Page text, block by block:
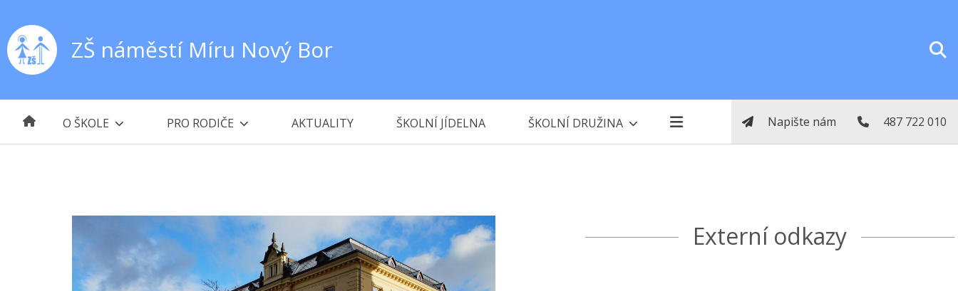
ZŠ náměstí Míru Nový Bor
O ŠKOLE PRO RODIČE AKTUALITY ŠKOLNÍ JÍDELNA ŠKOLNÍ DRUŽINA Napište nám 487 722 010
Externí odkazy